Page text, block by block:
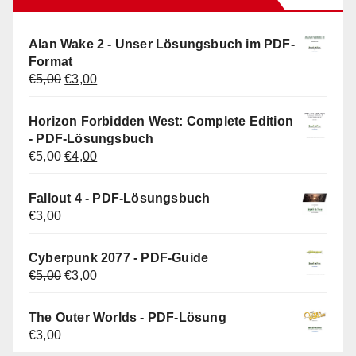
Alan Wake 2 - Unser Lösungsbuch im PDF-
Format
€5,00 Ursprünglicher
war:
€5,00
€3,00Aktueller
ist:
€3,00.
Horizon Forbidden West: Complete Edition
- PDF-Lösungsbuch
€5,00 Ursprünglicher
war:
€4,00Aktueller
ist:
Fallout 4 - PDF-Lösungsbuch
€3,00
Cyberpunk 2077 - PDF-Guide
€5,00 Ursprünglicher
€3,00Aktueller
ist:
The Outer Worlds - PDF-Lösung
€3,00